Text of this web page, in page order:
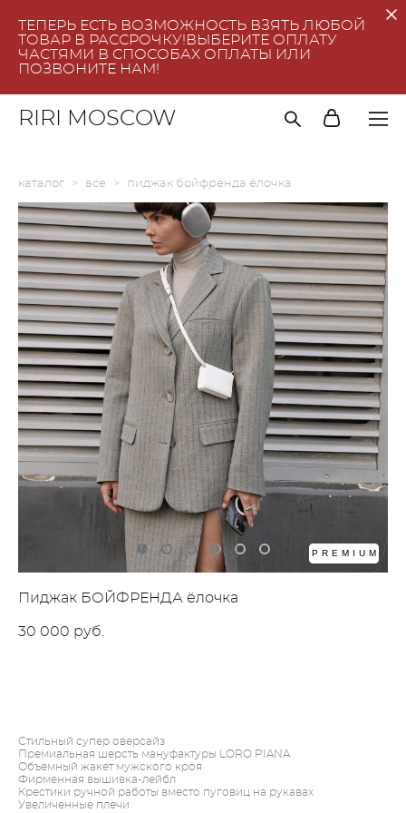
ТЕПЕРЬ ЕСТЬ ВОЗМОЖНОСТЬ ВЗЯТЬ ЛЮБОЙ
ТОВАР В РАССРОЧКУ!ВЫБЕРИТЕ ОПЛАТУ
ЧАСТЯМИ В СПОСОБАХ ОПЛАТЫ ИЛИ
ПОЗВОНИТЕ НАМ!
RIRI MOSCOW
каталог > все > пиджак бойфренда ёлочка
PREMIUM
Пиджак БОЙФРЕНДА ёлочка
30 000 pуб.
Стильный супер оверсайз
Премиальная шерсть мануфактуры LORO PIANA
Объемный жакет мужского кроя
Фирменная вышивка-лейбл
Крестики ручной работы вместо пуговиц на рукавах
Увеличенные плечи